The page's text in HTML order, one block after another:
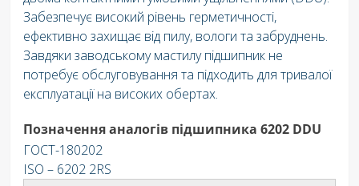
Забезпечує високий рівень герметичності,
ефективно захищає від пилу, вологи та забруднень.
Завдяки заводському мастилу підшипник не
потребує обслуговування та підходить для тривалої
експлуатації на високих обертах.
Позначення аналогів підшипника 6202 DDU
ГОСТ-180202
ISO – 6202 2RS